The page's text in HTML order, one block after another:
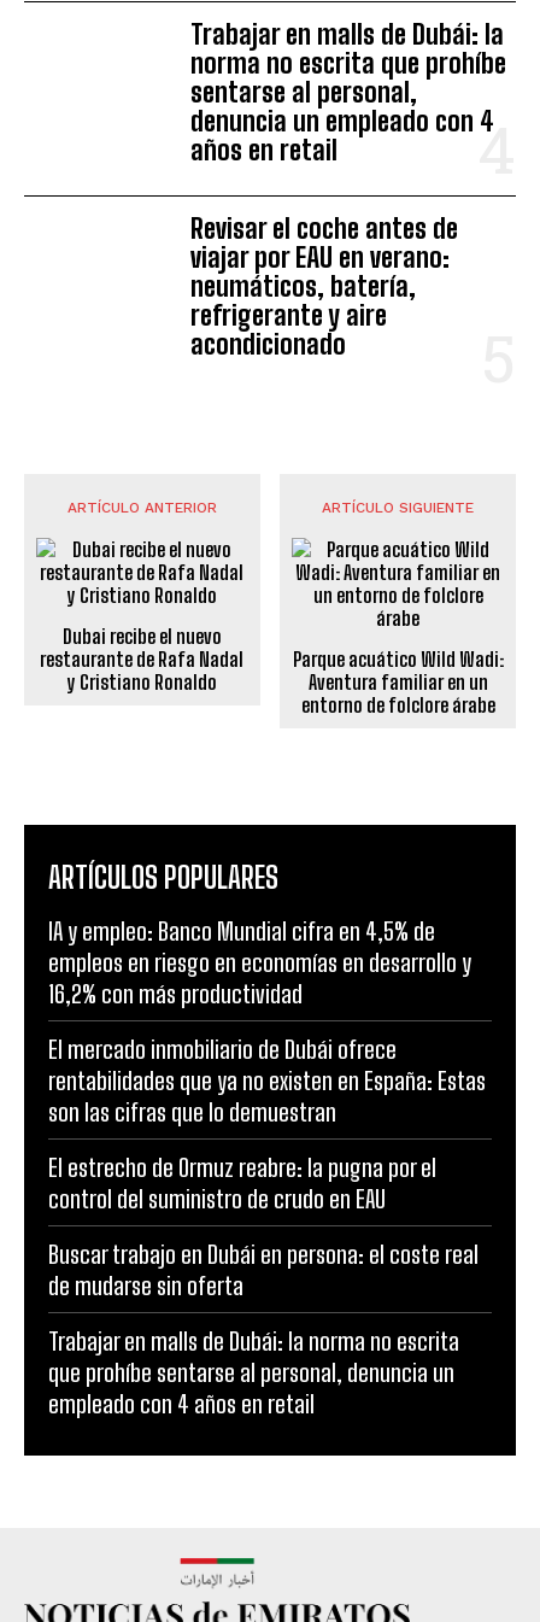
Trabajar en malls de Dubái: la
norma no escrita que prohíbe
sentarse al personal,
denuncia un empleado con 4
años en retail
Revisar el coche antes de
viajar por EAU en verano:
neumáticos, batería,
refrigerante y aire
acondicionado
ARTÍCULO ANTERIOR
Dubai recibe el nuevo
restaurante de Rafa Nadal
y Cristiano Ronaldo
ARTÍCULO SIGUIENTE
Parque acuático Wild Wadi:
Aventura familiar en un
entorno de folclore árabe
ARTÍCULOS POPULARES
IA y empleo: Banco Mundial cifra en 4,5% de
empleos en riesgo en economías en desarrollo y
16,2% con más productividad
El mercado inmobiliario de Dubái ofrece
rentabilidades que ya no existen en España: Estas
son las cifras que lo demuestran
El estrecho de Ormuz reabre: la pugna por el
control del suministro de crudo en EAU
Buscar trabajo en Dubái en persona: el coste real
de mudarse sin oferta
Trabajar en malls de Dubái: la norma no escrita
que prohíbe sentarse al personal, denuncia un
empleado con 4 años en retail